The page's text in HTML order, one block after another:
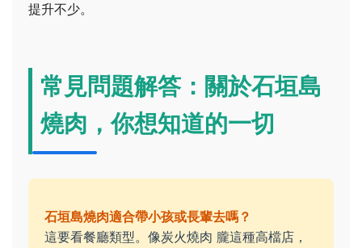
提升不少。
常見問題解答：關於石垣島
燒肉，你想知道的一切
石垣島燒肉適合帶小孩或長輩去嗎？
這要看餐廳類型。像炭火燒肉 朧這種高檔店，